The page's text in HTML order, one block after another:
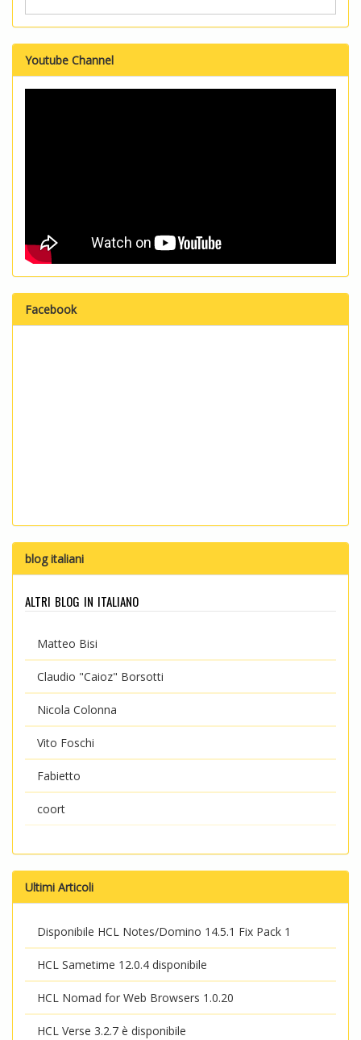
Youtube Channel
Facebook
blog italiani
altri blog in italiano
Matteo Bisi
Claudio "Caioz" Borsotti
Nicola Colonna
Vito Foschi
Fabietto
coort
Ultimi Articoli
Disponibile HCL Notes/Domino 14.5.1 Fix Pack 1
HCL Sametime 12.0.4 disponibile
HCL Nomad for Web Browsers 1.0.20
HCL Verse 3.2.7 è disponibile